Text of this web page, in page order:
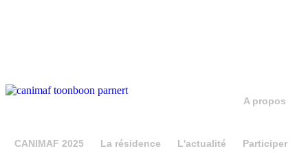
A propos
CANIMAF 2025 La résidence L'actualité Participer